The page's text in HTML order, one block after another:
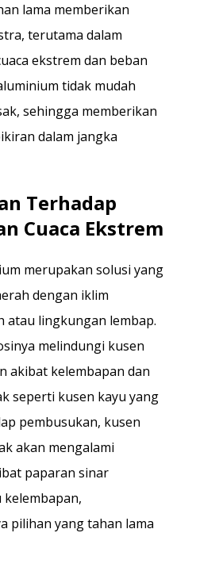
lama memberikan
terutama dalam
ekstrem dan beban
tidak mudah
sehingga memberikan
dalam jangka
Terhadap
Cuaca Ekstrem
merupakan solusi yang
dengan iklim
atau lingkungan lembap.
melindungi kusen
akibat kelembapan dan
seperti kusen kayu yang
pembusukan, kusen
akan mengalami
paparan sinar
pilihan yang tahan lama